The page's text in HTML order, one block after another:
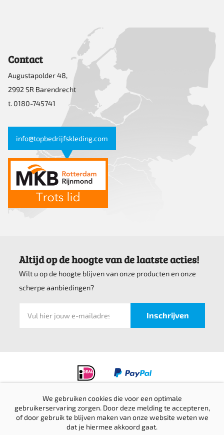
Contact
Augustapolder 48,
2992 SR Barendrecht
t. 0180-745741
info@topbedrijfskleding.com
Altijd op de hoogte van de laatste acties!
Wilt u op de hoogte blijven van onze producten en onze
scherpe aanbiedingen?
Privacyverklaring
Verzending & retournering
We gebruiken cookies die voor een optimale
gebruikerservaring zorgen. Door deze melding te accepteren,
of door gebruik te blijven maken van onze website weten we
dat je hiermee akkoord gaat.